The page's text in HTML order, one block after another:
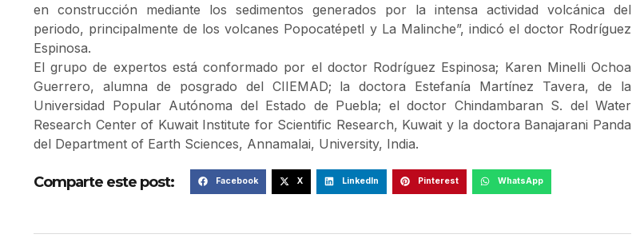
en construcción mediante los sedimentos generados por la intensa actividad volcánica del
periodo, principalmente de los volcanes Popocatépetl y La Malinche”, indicó el doctor Rodríguez
Espinosa.
El grupo de expertos está conformado por el doctor Rodríguez Espinosa; Karen Minelli Ochoa
Guerrero, alumna de posgrado del CIIEMAD; la doctora Estefanía Martínez Tavera, de la
Universidad Popular Autónoma del Estado de Puebla; el doctor Chindambaran S. del Water
Research Center of Kuwait Institute for Scientific Research, Kuwait y la doctora Banajarani Panda
del Department of Earth Sciences, Annamalai, University, India.
Comparte este post: Facebook X LinkedIn Pinterest WhatsApp